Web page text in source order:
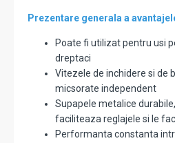
Prezentare generala a
Poate fi utilizat pentru usi
dreptaci
Vitezele de inchidere si de
micsorate independent
Supapele metalice
faciliteaza reglajele si le
Performanta constanta